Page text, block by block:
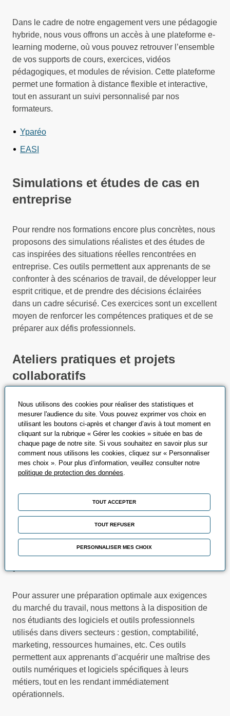
Dans le cadre de notre engagement vers une pédagogie
hybride, nous vous offrons un accès à une plateforme e-
learning moderne, où vous pouvez retrouver l’ensemble
de vos supports de cours, exercices, vidéos
pédagogiques, et modules de révision. Cette plateforme
permet une formation à distance flexible et interactive,
tout en assurant un suivi personnalisé par nos
formateurs.
Yparéo
EASI
Simulations et études de cas en
entreprise
Pour rendre nos formations encore plus concrètes, nous
proposons des simulations réalistes et des études de
cas inspirées des situations réelles rencontrées en
entreprise. Ces outils permettent aux apprenants de se
confronter à des scénarios de travail, de développer leur
esprit critique, et de prendre des décisions éclairées
dans un cadre sécurisé. Ces exercices sont un excellent
moyen de renforcer les compétences pratiques et de se
préparer aux défis professionnels.
Ateliers pratiques et projets
collaboratifs
Nous croyons au « learning by doing », c’est-à-dire
l’apprentissage par l’action. Nos ateliers pratiques et
projets collaboratifs sont conçus pour permettre aux
étudiants d'appliquer les connaissances acquises en
formation à travers des projets réels ou simulés. Ces
activités encouragent l’échange d’idées, la créativité, et
développer des compétences transversales, telles que
la gestion de projet, la communication, et la résolution
de problèmes.
Outils de gestion et logiciels
Pour assurer une préparation optimale aux exigences
du marché du travail, nous mettons à la disposition de
nos étudiants des logiciels et outils professionnels
utilisés dans divers secteurs : gestion, comptabilité,
marketing, ressources humaines, etc. Ces outils
permettent aux apprenants d’acquérir une maîtrise des
outils numériques et logiciels spécifiques à leurs
métiers, tout en les rendant immédiatement
opérationnels.
Nous utilisons des cookies pour réaliser des statistiques et
mesurer l'audience du site. Vous pouvez exprimer vos choix en
utilisant les boutons ci-après et changer d’avis à tout moment en
cliquant sur la rubrique « Gérer les cookies » située en bas de
chaque page de notre site. Si vous souhaitez en savoir plus sur
comment nous utilisons les cookies, cliquez sur « Personnaliser
mes choix ». Pour plus d’information, veuillez consulter notre
politique de protection des données.
TOUT ACCEPTER
TOUT REFUSER
PERSONNALISER MES CHOIX